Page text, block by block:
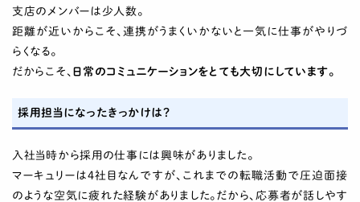
支店のメンバーは少人数。
距離が近いからこそ、連携がうまくいかないと一気に仕事がやりづ
らくなる。
だからこそ、 日常のコミュニケーションをとても大切にしています。
採用担当になったきっかけは？
入社当時から採用の仕事には興味がありました。
マーキュリーは4社目なんですが、これまでの転職活動で圧迫面接
のような空気に疲れた経験がありました。だから、応募者が話しやす